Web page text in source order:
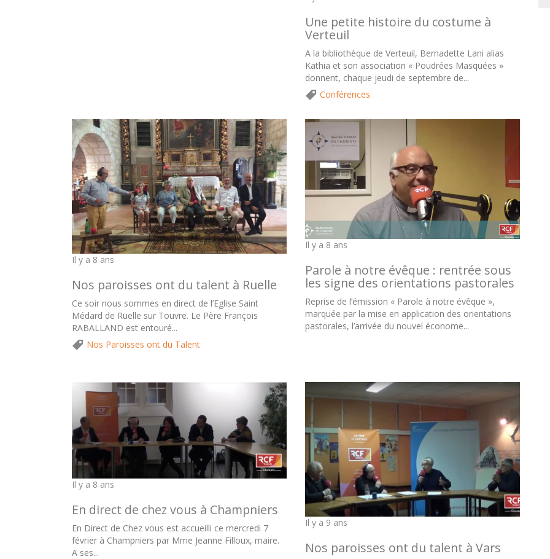
Une petite histoire du costume à
Verteuil
A la bibliothèque de Verteuil, Bernadette Lani alias
Kathia et son association « Poudrées Masquées »
donnent, chaque jeudi de septembre de...
Conférences
Il y a 8 ans
Nos paroisses ont du talent à Ruelle
Ce soir nous sommes en direct de l’Eglise Saint
Médard de Ruelle sur Touvre. Le Père François
RABALLAND est entouré...
Nos Paroisses ont du Talent
Il y a 8 ans
Parole à notre évêque : rentrée sous
les signe des orientations pastorales
Reprise de l’émission « Parole à notre évêque »,
marquée par la mise en application des orientations
pastorales, l’arrivée du nouvel économe...
Il y a 8 ans
En direct de chez vous à Champniers
En Direct de Chez vous est accueilli ce mercredi 7
février à Champniers par Mme Jeanne Filloux, maire.
A ses...
Il y a 9 ans
Nos paroisses ont du talent à Vars